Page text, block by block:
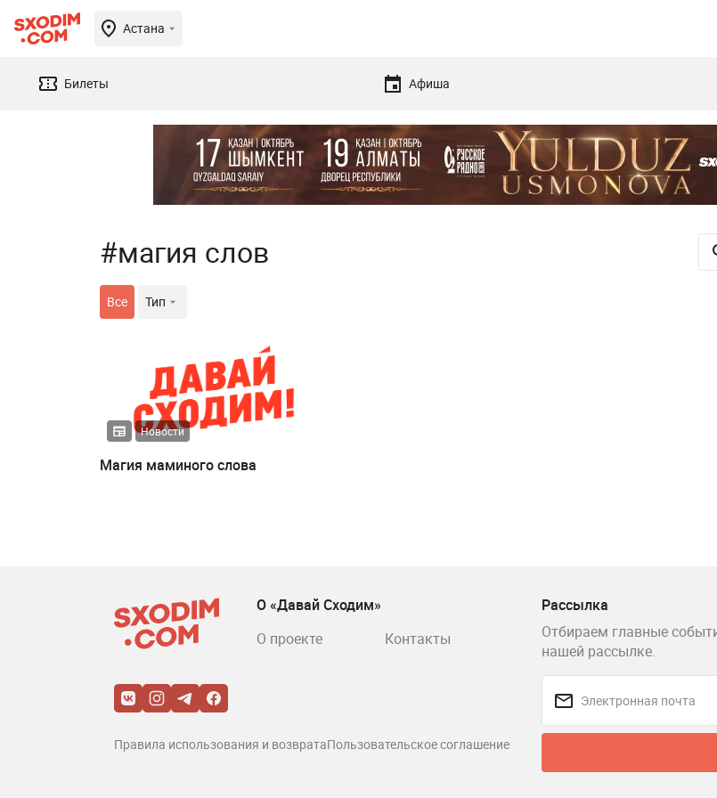
Астана
Билеты Афиша
#магия слов
Все Тип
Новости
Магия маминого слова
Рассылка
Отбираем главные
нашей рассылке.
О «Давай Сходим»
О проекте
Контакты
Правила использования и возвратаПользовательское соглашение